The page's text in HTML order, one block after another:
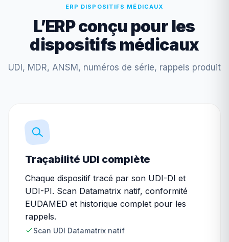
ERP DISPOSITIFS MÉDICAUX
L’ERP conçu pour les
dispositifs médicaux
UDI, MDR, ANSM, numéros de série, rappels produit
Traçabilité UDI complète
Chaque dispositif tracé par son UDI-DI et
UDI-PI. Scan Datamatrix natif, conformité
EUDAMED et historique complet pour les
rappels.
Scan UDI Datamatrix natif